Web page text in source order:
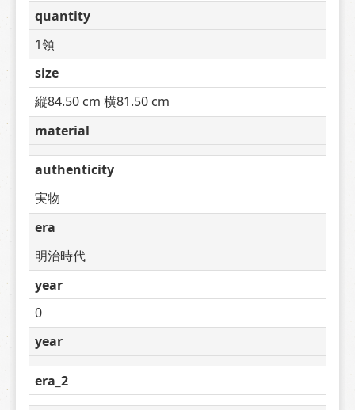
quantity
1領
size
縦84.50 cm 横81.50 cm
material
authenticity
実物
era
明治時代
year
0
year
era_2